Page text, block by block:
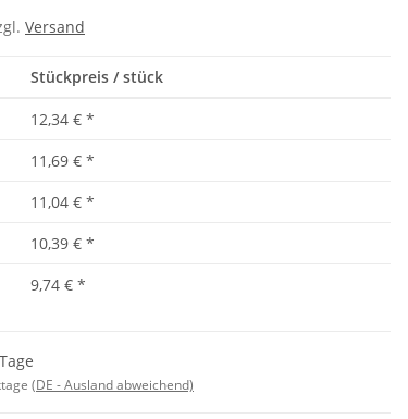
Versand
Stückpreis / stück
12,34 € *
11,69 € *
11,04 € *
10,39 € *
9,74 € *
(DE - Ausland abweichend)